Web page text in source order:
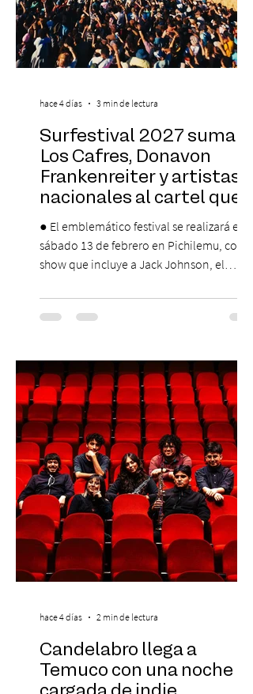
Surfestival 2027 suma a
Los Cafres, Donavon
Frankenreiter y artistas
nacionales al cartel que
encabeza Jack Johnson
● El emblemático festival se realizará el
sábado 13 de febrero en Pichilemu, con un
show que incluye a Jack Johnson, el
El lunes 10 de agosto comienza la
Preventa Exclusiva Santander con 30%
stock). Posterior a esta preventa exclusiva
se da inicio a la segunda etapa con una
preventa con 20% descuento para los
clientes del mismo banco y 20% para las
personas que se pre inscribieron y el miérc
hace 4 días 3 min de lectura
Candelabro llega a
Temuco con una noche
hace 4 días 2 min de lectura